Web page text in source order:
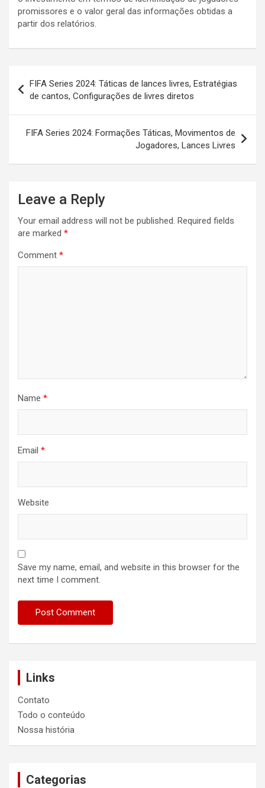
promissores e o valor geral das informações obtidas a
partir dos relatórios.
navigation
FIFA Series 2024: Táticas de lances livres, Estratégias
de cantos, Configurações de livres diretos
FIFA Series 2024: Formações Táticas, Movimentos de
Jogadores, Lances Livres
Leave a Reply
Your email address will not be published. Required fields
are marked *
Comment *
Name *
Email *
Website
Save my name, email, and website in this browser for the
next time I comment.
Links
Contato
Todo o conteúdo
Nossa história
Categorias